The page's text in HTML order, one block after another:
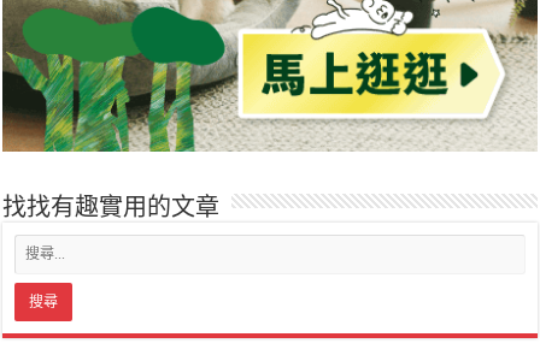
找找有趣實用的文章